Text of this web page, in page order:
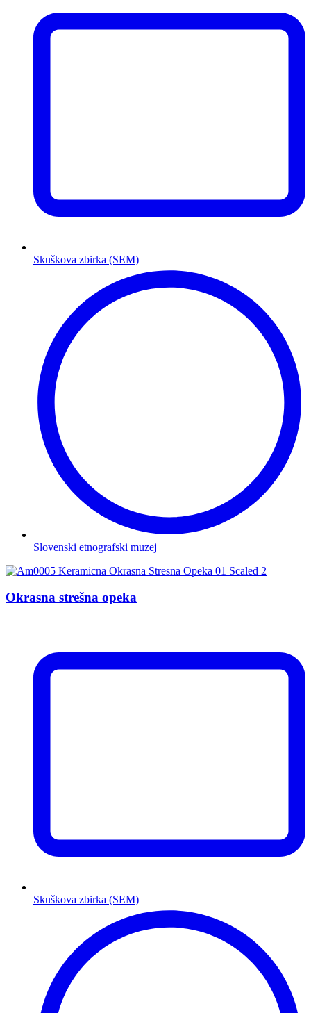
Skuškova zbirka (SEM)
Slovenski etnografski muzej
Okrasna strešna opeka
Skuškova zbirka (SEM)